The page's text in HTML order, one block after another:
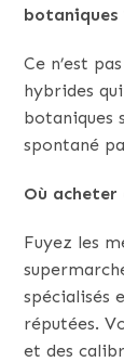
botaniques
Ce n’est
hybrides
botaniques
spontané
Où
Fuyez les
spécialisés
réputées.
et des